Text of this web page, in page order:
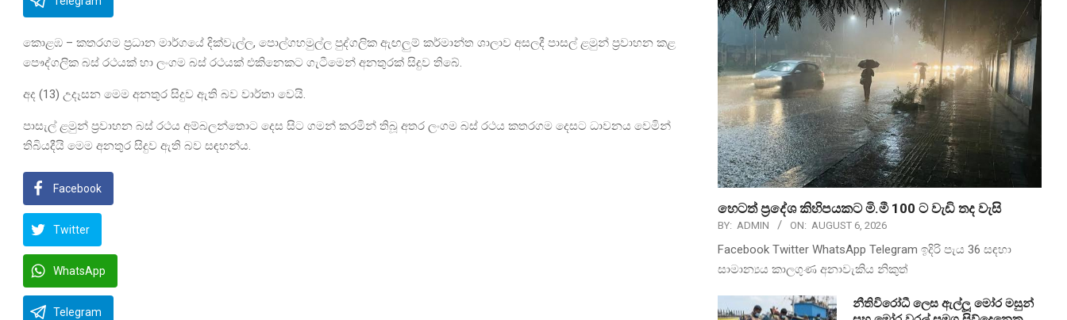
කොළඹ – කතරගම ප්‍රධාන මාර්ගයේ දික්වැල්ල, පොල්ගහමුල්ල පුද්ගලික ඇඟලුම් කර්මාන්ත ශාලාව අසලදී පාසල් ළමුන් ප්‍රවාහන කළ
පෞද්ගලික බස් රථයක් හා ලංගම බස් රථයක් එකිනෙකට ගැටීමෙන් අනතුරක් සිදුව තිබේ.
අද (13) උදෑසන මෙම අනතුර සිදුව ඇති බව වාර්තා වෙයි.
පාසැල් ළමුන් ප්‍රවාහන බස් රථය අම්බලන්තොට දෙස සිට ගමන් කරමින් තිබූ අතර ලංගම බස් රථය කතරගම දෙසට ධාවනය වෙමින්
තිබියදීයි මෙම අනතුර සිදුව ඇති බව සඳහන්ය.
Facebook
Twitter
WhatsApp
Telegram
හෙටත් ප්‍රදේශ කිහිපයකට මි.මී 100 ට වැඩි තද වැසි
BY: ADMIN ON: AUGUST 6, 2026
Facebook Twitter WhatsApp Telegram ඉදිරි පැය 36 සඳහා
සාමාන්‍යය කාලගුණ අනාවැකිය නිකුත්
නීතිවිරෝධී ලෙස ඇල්ලූ මෝර මසුන්